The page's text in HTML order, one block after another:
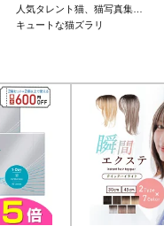
人気タレント猫、猫写真集…
キュートな猫ズラリ